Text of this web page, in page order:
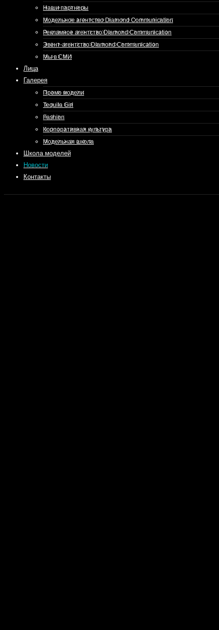
Наши партнеры
Модельное агентство Diamond Communication
Рекламное агентство Diamond Communication
Эвент-агентство Diamond Communication
Мы в СМИ
Лица
Галерея
Промо модели
Tequila Girl
Fashion
Корпоративная культура
Модельная школа
Школа моделей
Новости
Контакты